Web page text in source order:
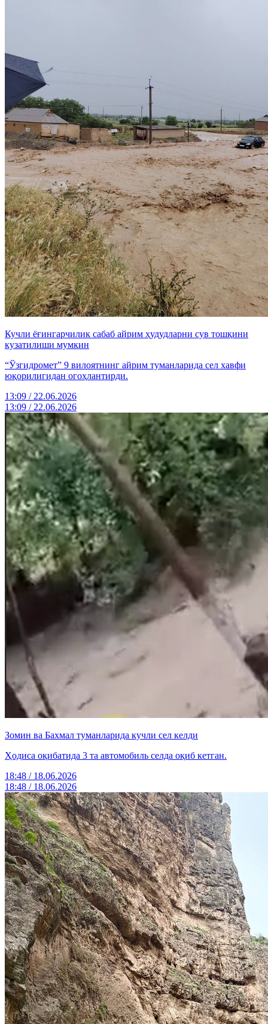
Кучли ёғингарчилик сабаб айрим ҳудудларни сув тошқини
кузатилиши мумкин
“Ўзгидромет” 9 вилоятнинг айрим туманларида сел хавфи
юқорилигидан огоҳлантирди.
13:09 / 22.06.2026
13:09 / 22.06.2026
Зомин ва Бахмал туманларида кучли сел келди
Ҳодиса оқибатида 3 та автомобиль селда оқиб кетган.
18:48 / 18.06.2026
18:48 / 18.06.2026